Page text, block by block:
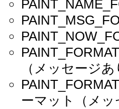
（メッセージ
ーマット（メ